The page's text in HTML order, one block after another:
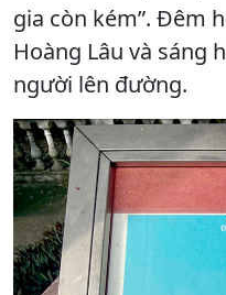
gia còn kém”. Đêm
Hoàng Lâu và sáng
người lên đường.